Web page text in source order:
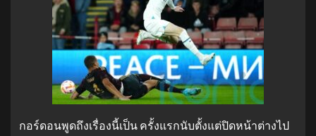
กอร์ดอนพูดถึงเรื่องนี้เป็น ครั้งแรกนับตั้งแต่ปิดหน้าต่างไป